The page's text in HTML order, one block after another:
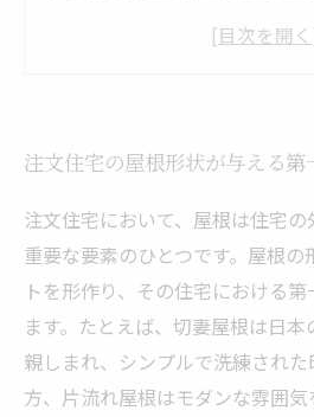
機能性と美しさを両立させ
注文住宅の屋根形状が与える第
注文住宅において、屋根は住宅
重要な要素のひとつです。屋根の
トを形作り、その住宅における
ます。たとえば、切妻屋根は日
親しまれ、シンプルで洗練され
方、片流れ屋根はモダンな雰囲